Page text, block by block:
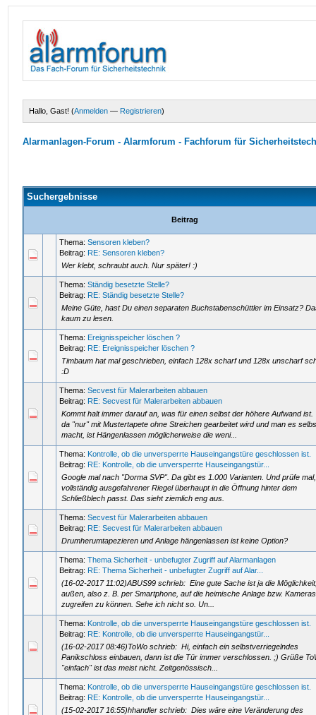
Hallo, Gast! (Anmelden — Registrieren)
Alarmanlagen-Forum - Alarmforum - Fachforum für
Suchergebnisse
Beitrag
Thema:Sensoren kleben?
Beitrag: RE: Sensoren kleben?
Wer klebt, schraubt auch. Nur später! :)
Thema:Ständig besetzte Stelle?
Beitrag: RE: Ständig besetzte Stelle?
Meine Güte, hast Du einen separaten Buchstabenschüttler im Einsatz?
kaum zu lesen.
Thema: Ereignisspeicher löschen ?
Beitrag: RE: Ereignisspeicher löschen ?
Timbaum hat mal geschrieben, einfach 128x scharf und 128x unscharf
:D
Thema:Secvest für Malerarbeiten abbauen
Beitrag: RE: Secvest für Malerarbeiten abbauen
Kommt halt immer darauf an, was für einen selbst der höhere Aufwand ist.
da "nur" mit Mustertapete ohne Streichen gearbeitet wird und man es
macht, ist Hängenlassen möglicherweise die weni...
Thema: Kontrolle, ob die unversperrte Hauseingangstüre geschlossen ist.
Beitrag: RE: Kontrolle, ob die unversperrte Hauseingangstür...
Google mal nach "Dorma SVP". Da gibt es 1.000 Varianten. Und prüfe
vollständig ausgefahrener Riegel überhaupt in die Öffnung hinter dem
Schließblech passt. Das sieht ziemlich eng aus.
Thema:Secvest für Malerarbeiten abbauen
Beitrag: RE: Secvest für Malerarbeiten abbauen
Drumherumtapezieren und Anlage hängenlassen ist keine Option?
Thema:Thema Sicherheit - unbefugter Zugriff auf Alarmanlagen
Beitrag: RE: Thema Sicherheit - unbefugter Zugriff auf Alar...
(16-02-2017 11:02)ABUS99 schrieb: Eine gute Sache ist ja die
außen, also z. B. per Smartphone, auf die heimische Anlage bzw. Kameras
zugreifen zu können. Sehe ich nicht so. Un...
Thema: Kontrolle, ob die unversperrte Hauseingangstüre geschlossen ist.
Beitrag: RE: Kontrolle, ob die unversperrte Hauseingangstür...
(16-02-2017 08:46)ToWo schrieb: Hi, einfach ein selbstverriegelndes
Panikschloss einbauen, dann ist die Tür immer verschlossen. ;) Grüße
"einfach" ist das meist nicht. Zeitgenössisch...
Thema: Kontrolle, ob die unversperrte Hauseingangstüre geschlossen ist.
Beitrag: RE: Kontrolle, ob die unversperrte Hauseingangstür...
(15-02-2017 16:55)hhandler schrieb: Dies wäre eine Veränderung des